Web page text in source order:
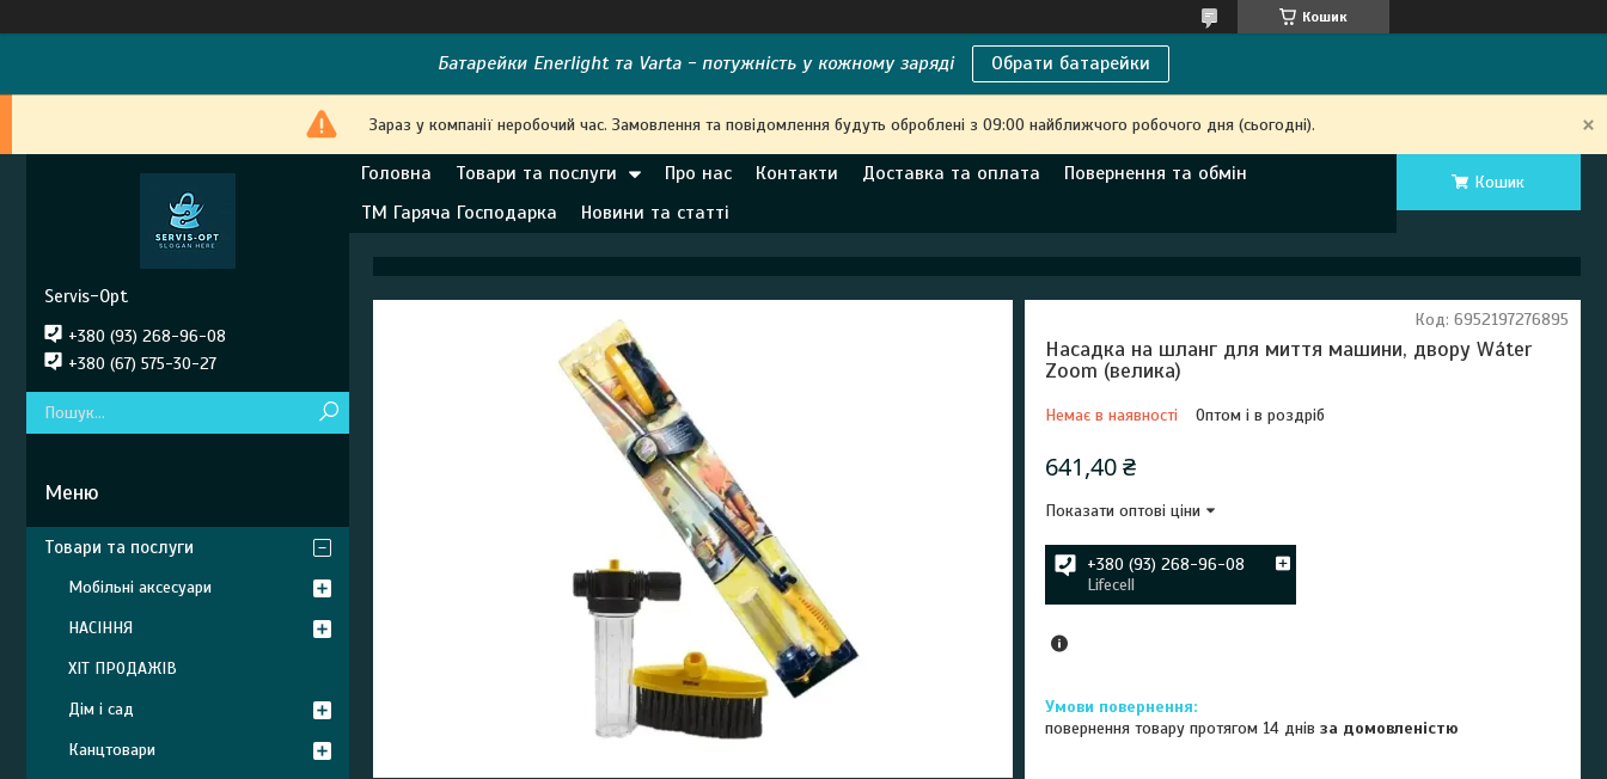
Кошик
Батарейки Enerlight та Varta - потужність у кожному заряді Обрати батарейки
Зараз у компанії неробочий час. Замовлення та повідомлення будуть оброблені з 09:00 найближчого робочого дня (сьогодні).
Головна Товари та послуги Про нас Контакти Доставка та оплата
Повернення та обмін
ТМ Гаряча Господарка
Новини та статті
Кошик
Насадка на шланг для миття машини, двору Wáter
Zoom (велика)
Немає в наявності Оптом і в роздріб
Код: 6952197276895
641,40 ₴
Показати оптові ціни
+380 (93) 268-96-08
Lifecell
повернення товару протягом 14 днівза домовленістю
Servis-Opt
+380 (93) 268-96-08
+380 (67) 575-30-27
Товари та послуги
Мобільні аксесуари
НАСІННЯ
ХІТ ПРОДАЖІВ
Дім і сад
Канцтовари